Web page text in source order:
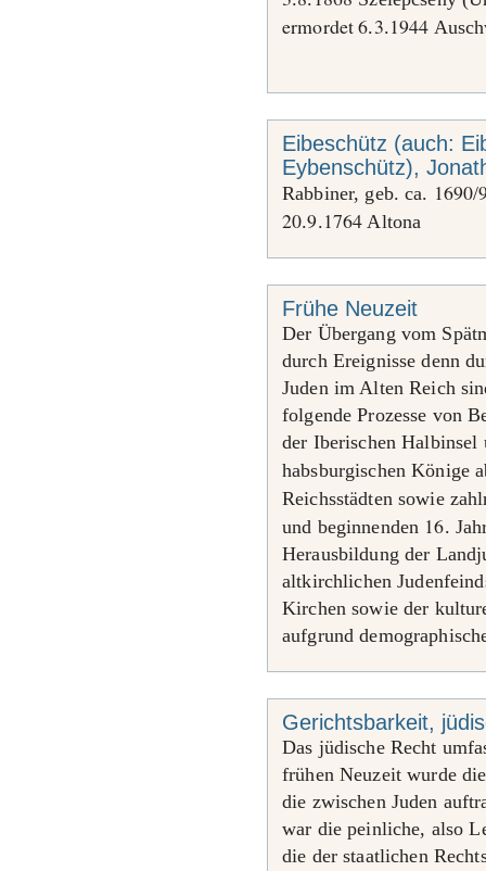
ermordet 6.3.1944
Eibeschütz (auch:
Eybenschütz),
Rabbiner, geb. ca. 1690/
20.9.1764 Altona
Frühe Neuzeit
Der Übergang vom
durch Ereignisse denn
Juden im Alten Reich
folgende Prozesse von
der Iberischen
habsburgischen Könige
Reichsstädten sowie
und beginnenden 16.
Herausbildung der
altkirchlichen
Kirchen sowie der
aufgrund
Gerichtsbarkeit,
Das jüdische Recht
frühen Neuzeit wurde
die zwischen Juden
war die peinliche, also
die der staatlichen